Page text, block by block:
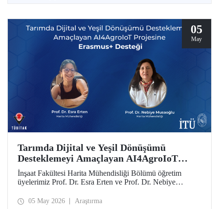
05
May
Tarımda Dijital ve Yeşil Dönüşümü
Desteklemeyi Amaçlayan AI4AgroIoT
Projesine Erasmus+ Desteği
İnşaat Fakültesi Harita Mühendisliği Bölümü öğretim
üyelerimiz Prof. Dr. Esra Erten ve Prof. Dr. Nebiye
Precision Agriculture) Projesi, Avrupa Birliği Erasmus+
05 May 2026 Araştırma